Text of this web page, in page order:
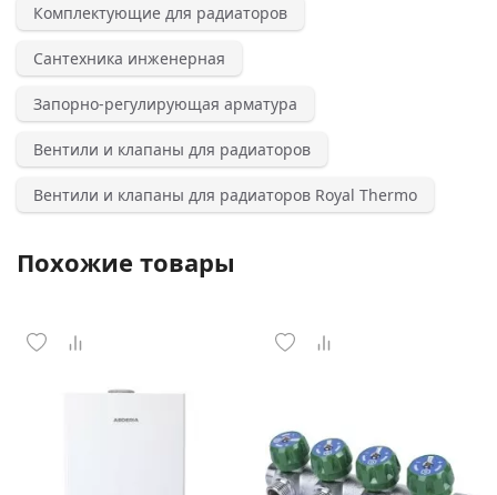
Комплектующие для радиаторов
Сантехника инженерная
Запорно-регулирующая арматура
Вентили и клапаны для радиаторов
Вентили и клапаны для радиаторов Royal Thermo
Похожие товары